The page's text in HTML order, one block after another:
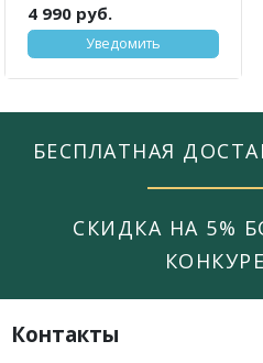
4 990 руб.
Уведомить
БЕСПЛАТНАЯ
СКИДКА НА 5%
Контакты